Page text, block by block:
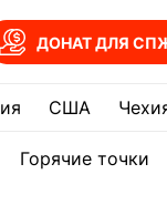
ДОНАТ ДЛЯ
США
Горячие точки